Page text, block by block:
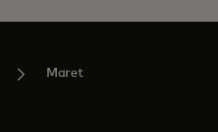
Maret